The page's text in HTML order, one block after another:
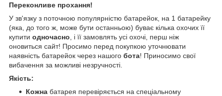
Переконливе прохання!
У зв'язку з поточною популярністю батарейок, на 1 батарейку
(яка, до того ж, може бути останньою) буває кілька охочих її
купити одночасно , і її замовлять усі охочі, перш ніж
оновиться сайт! Просимо перед покупкою уточнювати
наявність батарейок через нашого бота! Приносимо свої
вибачення за можливі незручності.
Якість:
Кожна батарея перевіряється на спеціальному